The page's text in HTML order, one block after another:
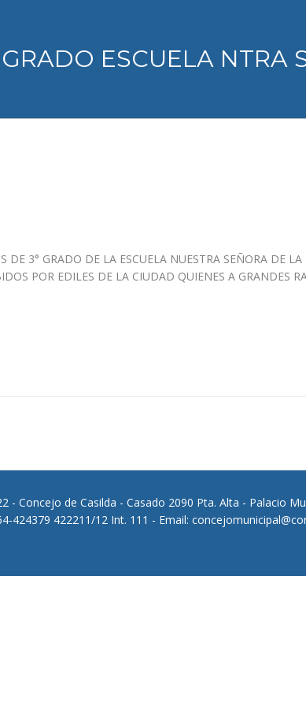
ESCUELA NTRA
3° GRADO DE LA ESCUELA NUESTRA SEÑORA DE
POR EDILES DE LA CIUDAD QUIENES A
- Concejo de Casilda - Casado 2090 Pta. Alta - Palacio
424379 422211/12 Int. 111 - Email: